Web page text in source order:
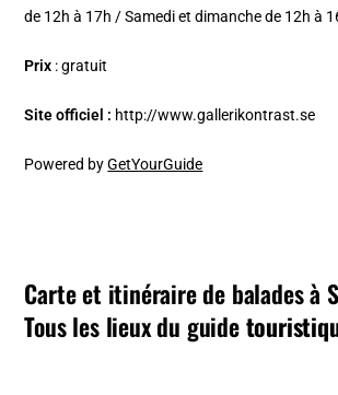
de 12h à 17h / Samedi et dimanche de 12h à
Prix : gratuit
Site officiel : http://www.gallerikontrast.se
Powered byGetYourGuide
Carte et itinéraire de balades à
Tous les lieux du guide